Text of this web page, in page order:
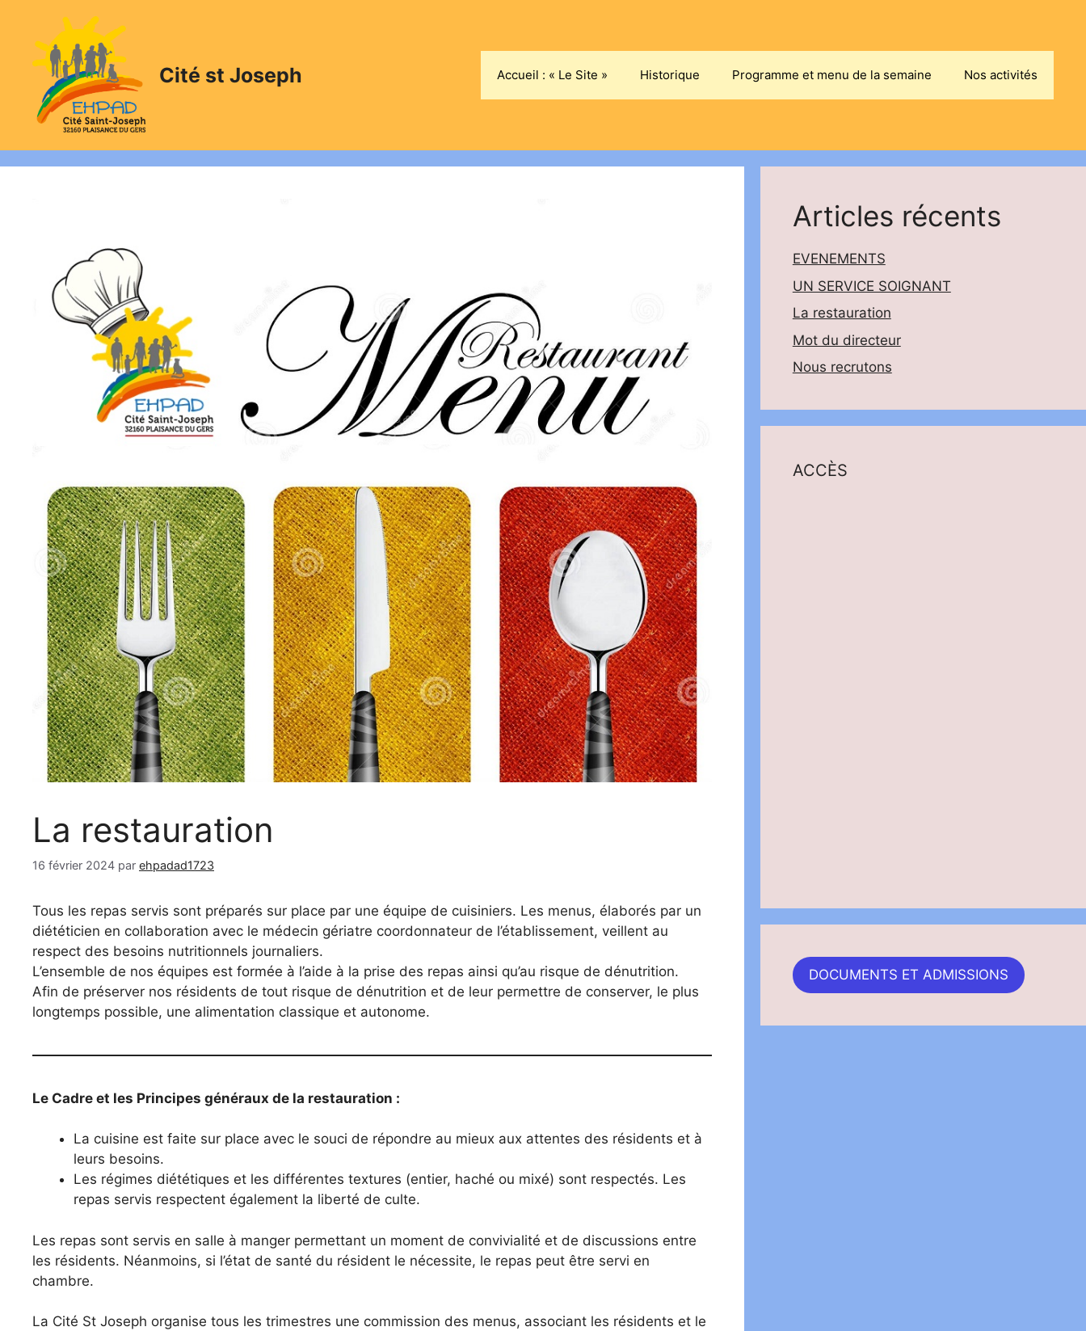
contenu
Cité st Joseph Accueil : « Le Site » Historique Programme et menu de la semaine Nos activités
La restauration
16 février 2024 par ehpadad1723
Tous les repas servis sont préparés sur place par une équipe de cuisiniers. Les menus, élaborés par un
diététicien en collaboration avec le médecin gériatre coordonnateur de l’établissement, veillent au
respect des besoins nutritionnels journaliers.
L’ensemble de nos équipes est formée à l’aide à la prise des repas ainsi qu’au risque de dénutrition.
Afin de préserver nos résidents de tout risque de dénutrition et de leur permettre de conserver, le plus
longtemps possible, une alimentation classique et autonome.
Le Cadre et les Principes généraux de la restauration :
La cuisine est faite sur place avec le souci de répondre au mieux aux attentes des résidents et à
leurs besoins.
Les régimes diététiques et les différentes textures (entier, haché ou mixé) sont respectés. Les
repas servis respectent également la liberté de culte.
Les repas sont servis en salle à manger permettant un moment de convivialité et de discussions entre
les résidents. Néanmoins, si l’état de santé du résident le nécessite, le repas peut être servi en
chambre.
La Cité St Joseph organise tous les trimestres une commission des menus, associant les résidents et le
Articles récents
EVENEMENTS
UN SERVICE SOIGNANT
La restauration
Mot du directeur
Nous recrutons
ACCÈS
DOCUMENTS ET ADMISSIONS